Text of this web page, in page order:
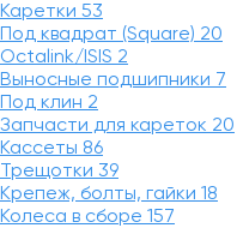
Каретки 53
Под квадрат (Square) 20
Octalink/ISIS 2
Выносные подшипники 7
Под клин 2
Запчасти для кареток 20
Кассеты 86
Трещотки 39
Крепеж, болты, гайки 18
Колеса в сборе 157